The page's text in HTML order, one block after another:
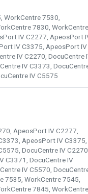
WorkCentre 7530,
7830, WorkCentre
IV C2277, ApeosPort
IV C3375, ApeosPort IV
IV C2270, DocuCentre
IV C3373,
IV C5575
ApeosPort IV C2277,
ApeosPort IV C3375,
DocuCentre IV C2270,
C3371, DocuCentre IV
IV C5570,
7535, WorkCentre 7545,
7845, WorkCentre